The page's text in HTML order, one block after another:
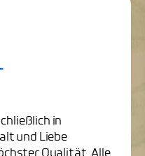
in
und Liebe
Qualität. Alle